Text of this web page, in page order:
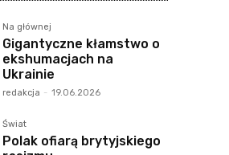
Na głównej
Gigantyczne kłamstwo o
ekshumacjach na
Ukrainie
redakcja - 19.06.2026
Świat
Polak ofiarą brytyjskiego